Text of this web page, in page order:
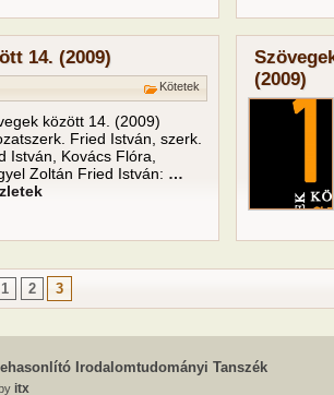
14. (2009)
Kötetek
között 14. (2009)
Fried István, szerk.
István, Kovács Flóra,
Zoltán Fried István: …
(2009)
1 2 3
Irodalomtudományi Tanszék
itx